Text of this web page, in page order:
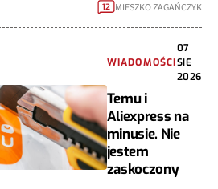
12 MIESZKO ZAGAŃCZYK
WIADOMOŚCI
07
SIE
2026
Temu i
Aliexpress na
minusie. Nie
jestem
zaskoczony